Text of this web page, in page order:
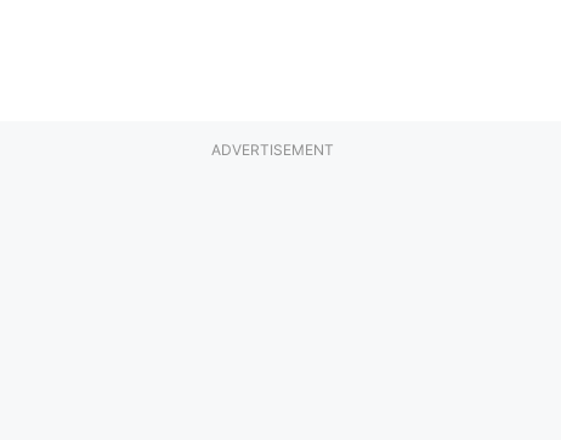
ADVERTISEMENT